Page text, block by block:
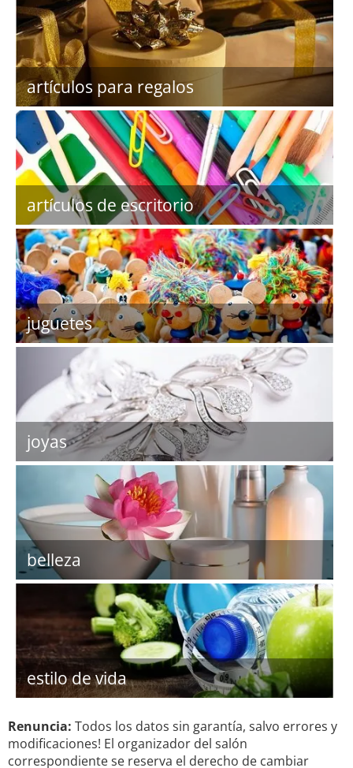
artículos para regalos
artículos de escritorio
juguetes
joyas
belleza
estilo de vida
Renuncia: Todos los datos sin garantía, salvo errores y
modificaciones! El organizador del salón
correspondiente se reserva el derecho de cambiar